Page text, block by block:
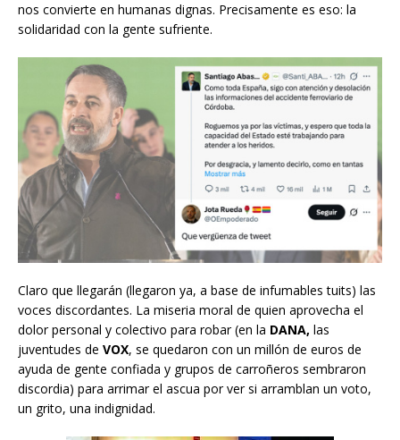
nos convierte en humanas dignas. Precisamente es eso: la
solidaridad con la gente sufriente.
Claro que llegarán (llegaron ya, a base de infumables tuits) las
voces discordantes. La miseria moral de quien aprovecha el
dolor personal y colectivo para robar (en la DANA, las
juventudes de VOX, se quedaron con un millón de euros de
ayuda de gente confiada y grupos de carroñeros sembraron
discordia) para arrimar el ascua por ver si arramblan un voto,
un grito, una indignidad.